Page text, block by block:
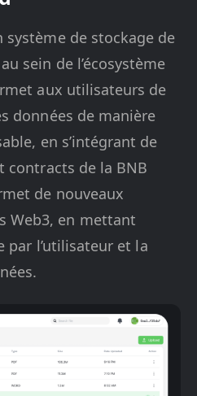
système de stockage de
sein de l’écosystème
aux utilisateurs de
données de manière
en s’intégrant de
contracts de la BNB
de nouveaux
Web3, en mettant
par l’utilisateur et la